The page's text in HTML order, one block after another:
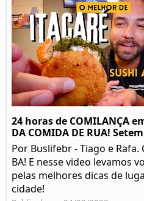
24 horas de COMILANÇA
DA COMIDA DE RUA!
Por Buslifebr - Tiago e
BA! E nesse video levamos
pelas melhores dicas de
cidade!